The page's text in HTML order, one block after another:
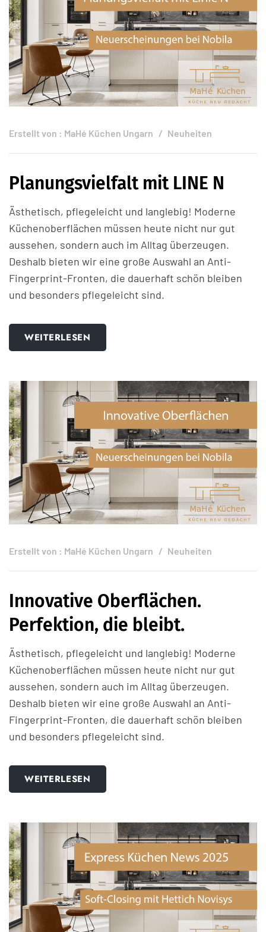
Erstellt von : MaHé Küchen Ungarn Neuheiten
Planungsvielfalt mit LINE N
Ästhetisch, pflegeleicht und langlebig! Moderne
Küchenoberflächen müssen heute nicht nur gut
aussehen, sondern auch im Alltag überzeugen.
Deshalb bieten wir eine große Auswahl an Anti-
Fingerprint-Fronten, die dauerhaft schön bleiben
und besonders pflegeleicht sind.
WEITERLESEN
Erstellt von : MaHé Küchen Ungarn Neuheiten
Innovative Oberflächen.
Perfektion, die bleibt.
Ästhetisch, pflegeleicht und langlebig! Moderne
Küchenoberflächen müssen heute nicht nur gut
aussehen, sondern auch im Alltag überzeugen.
Deshalb bieten wir eine große Auswahl an Anti-
Fingerprint-Fronten, die dauerhaft schön bleiben
und besonders pflegeleicht sind.
WEITERLESEN